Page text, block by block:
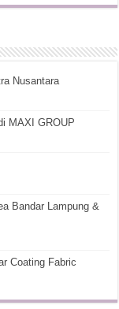
Nusantara
MAXI GROUP
Bandar Lampung &
Coating Fabric